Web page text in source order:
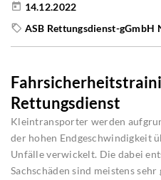
14.12.2022
ASB Rettungsdienst-gGmbH
Rettungsdienst
Kleintransporter werden
der hohen Endgeschwindigkeit
Unfälle verwickelt. Die dabei
Sachschäden sind meistens